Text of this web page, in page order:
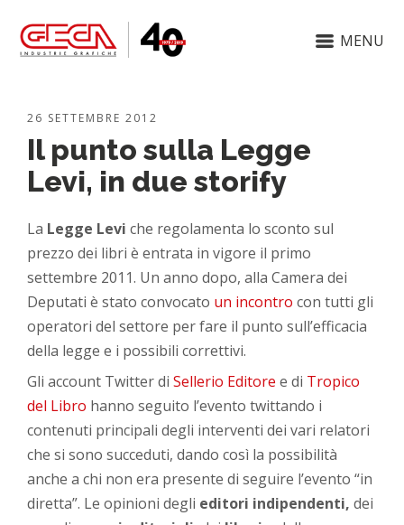
MENU
26 SETTEMBRE 2012
Il punto sulla Legge
Levi, in due storify
La Legge Levi che regolamenta lo sconto sul
prezzo dei libri è entrata in vigore il primo
settembre 2011. Un anno dopo, alla Camera dei
Deputati è stato convocato un incontro con tutti gli
operatori del settore per fare il punto sull’efficacia
della legge e i possibili correttivi.
Gli account Twitter diSellerio Editore e di Tropico
del Libro hanno seguito l’evento twittando i
contenuti principali degli interventi dei vari relatori
che si sono succeduti, dando così la possibilità
anche a chi non era presente di seguire l’evento “in
diretta”. Le opinioni degli editori indipendenti, dei